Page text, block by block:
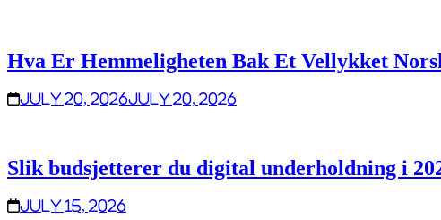
Hva Er Hemmeligheten Bak Et Vellykket
July 20, 2026July 20, 2026
Slik budsjetterer du digital underholdning i
July 15, 2026